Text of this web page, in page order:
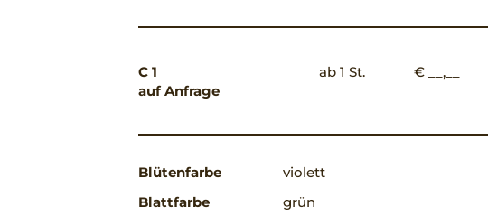
C 1
auf Anfrage
ab 1 St. € __,__
Blütenfarbe
violett
Blattfarbe
grün